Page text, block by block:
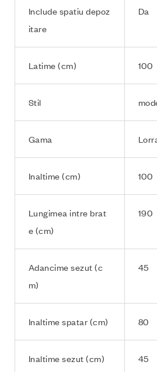
Include spatiu depoz
itare
Da
Latime (cm) 100
Stil
Gama
Inaltime (cm) 100
Lungimea intre brat
e (cm)
190
Adancime sezut (c
m)
45
Inaltime spatar (cm) 80
Inaltime sezut (cm) 45